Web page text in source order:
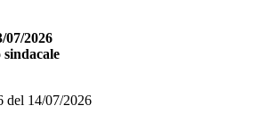
07/2026
sindacale
del 14/07/2026